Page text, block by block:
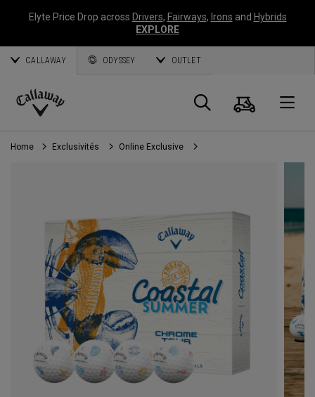
Elyte Price Drop across Drivers, Fairways, Irons and Hybrids
EXPLORE
CALLAWAY ODYSSEY OUTLET
Callaway
Golf
Panier
Home Exclusivités Online Exclusive